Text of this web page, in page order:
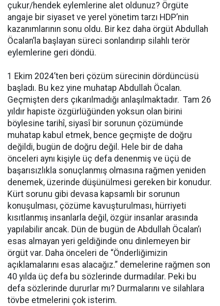
çukur/hendek eylemlerine alet oldunuz? Örgüte
angaje bir siyaset ve yerel yönetim tarzı HDP’nin
kazanımlarının sonu oldu. Bir kez daha örgüt Abdullah
Öcalan’la başlayan süreci sonlandırıp silahlı terör
eylemlerine geri döndü.
1 Ekim 2024’ten beri çözüm sürecinin dördüncüsü
başladı. Bu kez yine muhatap Abdullah Öcalan.
Geçmişten ders çıkarılmadığı anlaşılmaktadır. Tam 26
yıldır hapiste özgürlüğünden yoksun olan birini
böylesine tarihî, siyasî bir sorunun çözümünde
muhatap kabul etmek, bence geçmişte de doğru
değildi, bugün de doğru değil. Hele bir de daha
önceleri aynı kişiyle üç defa denenmiş ve üçü de
başarısızlıkla sonuçlanmış olmasına rağmen yeniden
denemek, üzerinde düşünülmesi gereken bir konudur.
Kürt sorunu gibi devasa kapsamlı bir sorunun
konuşulması, çözüme kavuşturulması, hürriyeti
kısıtlanmış insanlarla değil, özgür insanlar arasında
yapılabilir ancak. Dün de bugün de Abdullah Öcalan’ı
esas almayan yeri geldiğinde onu dinlemeyen bir
örgüt var. Daha önceleri de “Önderliğimizin
açıklamalarını esas alacağız.” demelerine rağmen son
40 yılda üç defa bu sözlerinde durmadılar. Peki bu
defa sözlerinde dururlar mı? Durmalarını ve silahlara
tövbe etmelerini çok isterim.